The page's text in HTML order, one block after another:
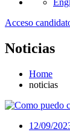
Acceso
Noticias
Home
noticias
12/09/